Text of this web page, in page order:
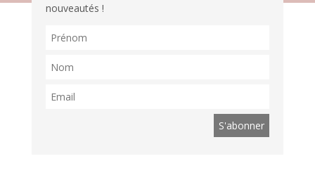
nouveautés !